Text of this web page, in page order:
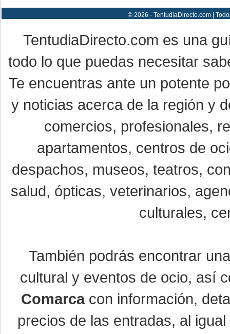
© 2026 - TentudiaDirecto.com |
TentudiaDirecto.com es una
todo lo que puedas necesitar
Te encuentras ante un potente
y noticias acerca de la región y
comercios, profesionales,
apartamentos, centros de
despachos, museos, teatros,
salud, ópticas, veterinarios,
culturales,
También podrás encontrar
cultural y eventos de ocio, así
Comarcacon información,
precios de las entradas, al